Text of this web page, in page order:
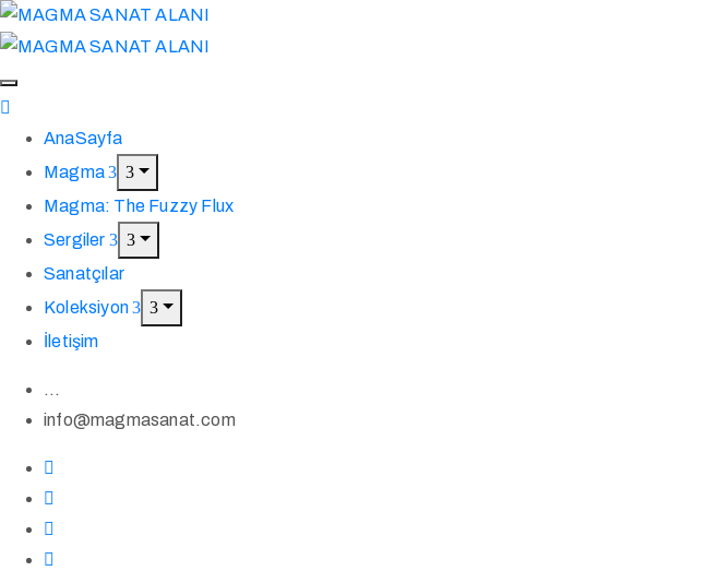
AnaSayfa
Magma
Magma: The Fuzzy Flux
Sergiler
Sanatçılar
Koleksiyon
İletişim
...
info@magmasanat.com